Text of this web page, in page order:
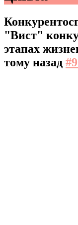
"Вист"
этапах
тому назад